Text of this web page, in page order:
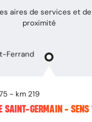
aires de services et
proximité
Ferrand
- km 219
SAINT-GERMAIN - SENS 1